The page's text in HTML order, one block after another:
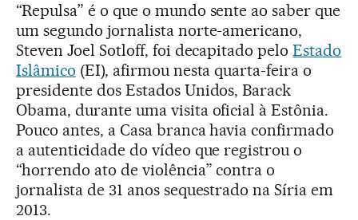
“Repulsa” é o que o mundo sente ao saber que
um segundo jornalista norte-americano,
Steven Joel Sotloff, foi decapitado peloEstado
Islâmico (EI), afirmou nesta quarta-feira o
presidente dos Estados Unidos, Barack
Obama, durante uma visita oficial à Estônia.
Pouco antes, a Casa branca havia confirmado
a autenticidade do vídeo que registrou o
“horrendo ato de violência” contra o
jornalista de 31 anos sequestrado na Síria em
2013.